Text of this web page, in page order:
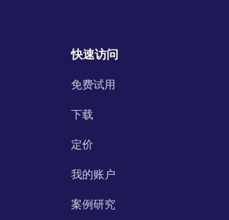
快速访问
免费试用
下载
定价
我的账户
案例研究